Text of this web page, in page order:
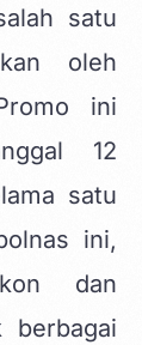
satu
oleh
ini
12
satu
ini,
dan
berbagai